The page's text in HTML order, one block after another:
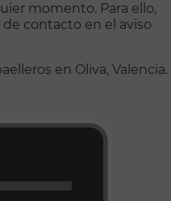
momento. Para ello,
contacto en el aviso
en Oliva, Valencia.